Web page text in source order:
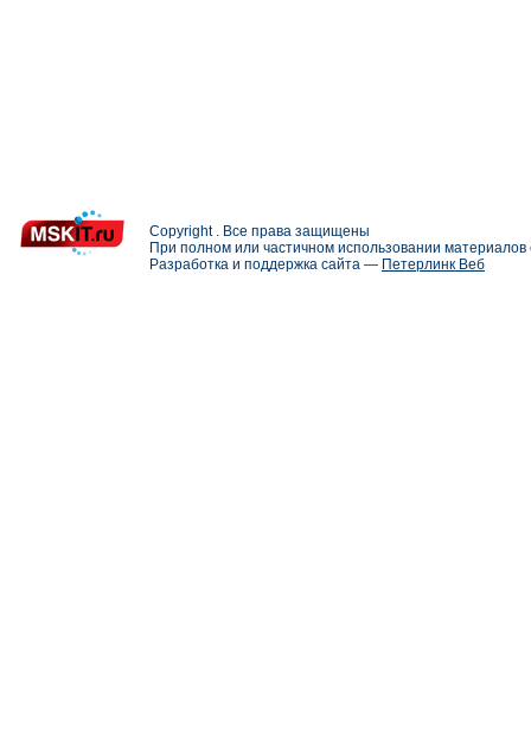
Copyright . Все права защищены
При полном или частичном использовании
Разработка и поддержка сайта — Петерлинк Веб